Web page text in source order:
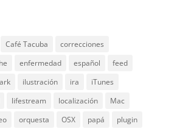
Café Tacuba
correcciones
enfermedad español
feed
ilustración ira
iTunes
lifestream localización
Mac
orquesta OSX papá
plugin